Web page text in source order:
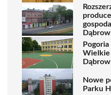
Wielkie
Nowe
Parku